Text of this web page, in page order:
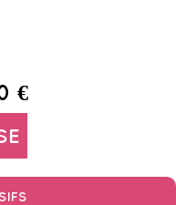
€